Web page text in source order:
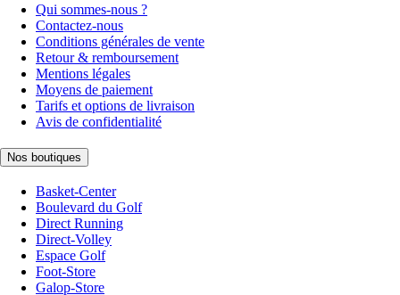
Qui sommes-nous ?
Contactez-nous
Conditions générales de vente
Retour & remboursement
Mentions légales
Moyens de paiement
Tarifs et options de livraison
Avis de confidentialité
Nos boutiques
Basket-Center
Boulevard du Golf
Direct Running
Direct-Volley
Espace Golf
Foot-Store
Galop-Store